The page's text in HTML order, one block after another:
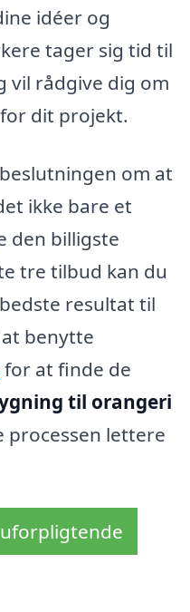
idéer og
tager sig tid til
vil rådgive dig om
dit projekt.
om at
ikke bare et
den billigste
tre tilbud kan du
resultat til
benytte
for at finde de
til orangeri
processen lettere